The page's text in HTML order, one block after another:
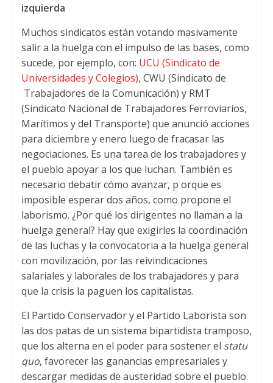
izquierda
Muchos sindicatos están votando masivamente
salir a la huelga con el impulso de las bases, como
sucede, por ejemplo, con: UCU (Sindicato de
Universidades y Colegios), CWU (Sindicato de
Trabajadores de la Comunicación) y RMT
(Sindicato Nacional de Trabajadores Ferroviarios,
Marítimos y del Transporte) que anunció acciones
para diciembre y enero luego de fracasar las
negociaciones. Es una tarea de los trabajadores y
el pueblo apoyar a los que luchan. También es
necesario debatir cómo avanzar, p orque es
imposible esperar dos años, como propone el
laborismo. ¿Por qué los dirigentes no llaman a la
huelga general? Hay que exigirles la coordinación
de las luchas y la convocatoria a la huelga general
con movilización, por las reivindicaciones
salariales y laborales de los trabajadores y para
que la crisis la paguen los capitalistas.
El Partido Conservador y el Partido Laborista son
las dos patas de un sistema bipartidista tramposo,
que los alterna en el poder para sostener el statu
quo, favorecer las ganancias empresariales y
descargar medidas de austeridad sobre el pueblo.